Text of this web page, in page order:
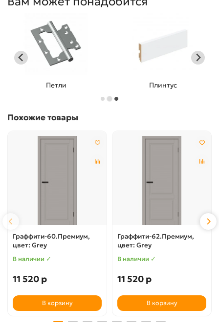
Плинтус
Входные двери
Похожие товары
Граффити-60.Премиум,
цвет: Grey
В наличии ✓
11 520 р
В корзину
Граффити-62.Премиум,
цвет: Grey
В наличии ✓
11 520 р
В корзину